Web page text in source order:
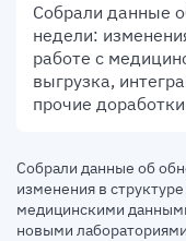
Собрали данные
недели:
работе с
выгрузка,
прочие
Собрали данные об
изменения в
медицинскими
новыми